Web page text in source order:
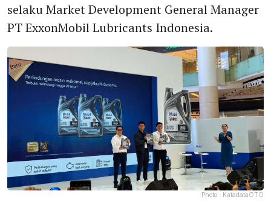
selaku Market Development General Manager
PT ExxonMobil Lubricants Indonesia.
Photo : KatadataOTO